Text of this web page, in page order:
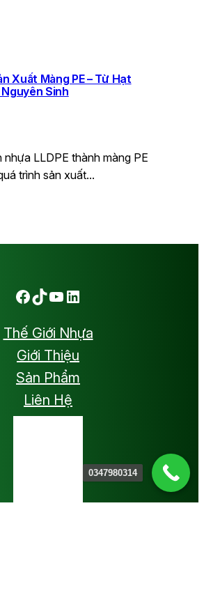
Xuất Màng PE – Từ Hạt
Nguyên Sinh
nhựa LLDPE thành màng PE
trình sản xuất…
Facebook
TikTok
Youtube
LinkedIn
Thế Giới Nhựa
Giới Thiệu
Sản Phẩm
Liên Hệ
0347980314